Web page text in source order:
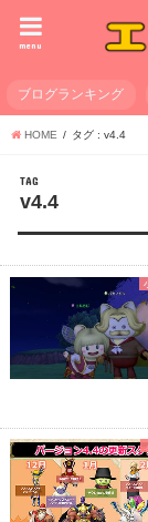
menu
ブログランキング
HOME タグ : v4.4
TAG
v4.4